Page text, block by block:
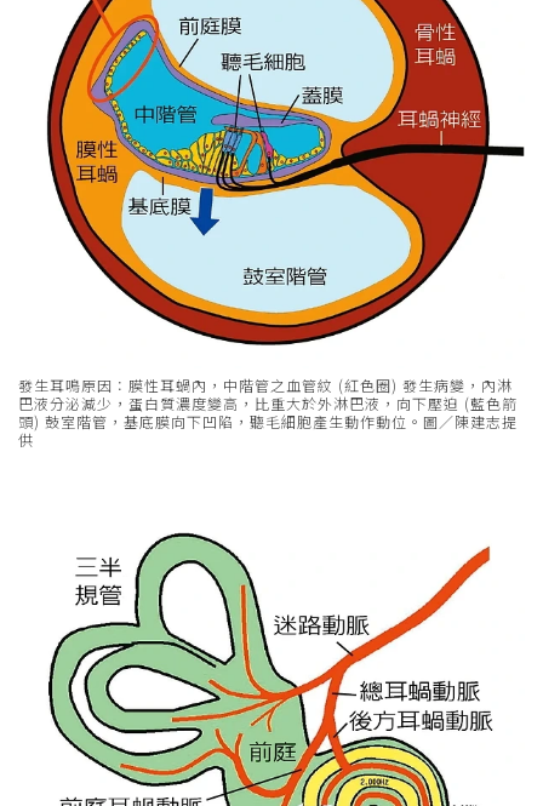
發生耳鳴原因：膜性耳蝸內，中階管之血管紋 (紅色圈) 發生病變，內淋
巴液分泌減少，蛋白質濃度變高，比重大於外淋巴液，向下壓迫 (藍色箭
頭) 鼓室階管，基底膜向下凹陷，聽毛細胞產生動作動位。圖／陳建志提
供